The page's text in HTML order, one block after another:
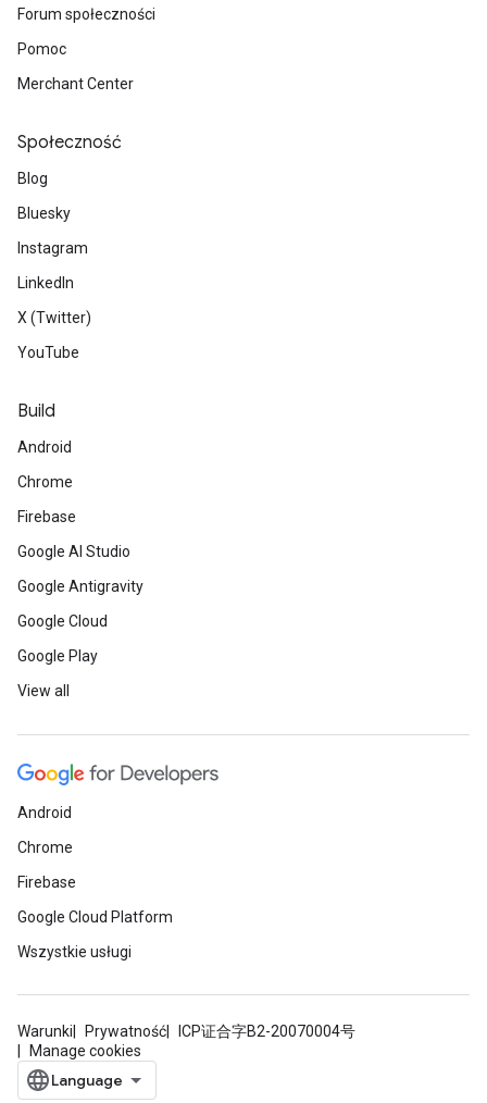
Forum społeczności
Pomoc
Merchant Center
Społeczność
Blog
Bluesky
Instagram
LinkedIn
X (Twitter)
YouTube
Build
Android
Chrome
Firebase
Google AI Studio
Google Antigravity
Google Cloud
Google Play
View all
Android
Chrome
Firebase
Google Cloud Platform
Wszystkie usługi
Warunki Prywatność
ICP证合字B2-20070004号
Manage cookies